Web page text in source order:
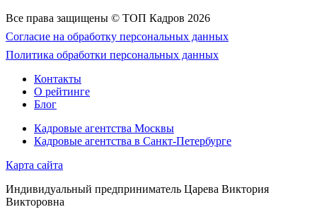
Все права защищены © ТОП Кадров 2026
Согласие на обработку персональных данных
Политика обработки персональных данных
Контакты
О рейтинге
Блог
Кадровые агентства Москвы
Кадровые агентства в Санкт-Петербурге
Карта сайта
Индивидуальный предприниматель Царева Виктория
Викторовна